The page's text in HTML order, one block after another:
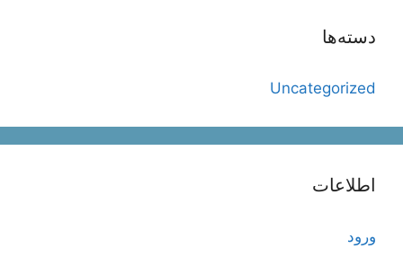
دسته‌ها
Uncategorized
اطلاعات
ورود